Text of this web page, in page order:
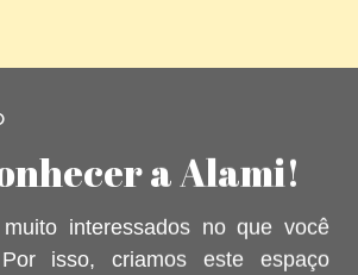
a Alami!
interessados no que você
isso, criamos este espaço